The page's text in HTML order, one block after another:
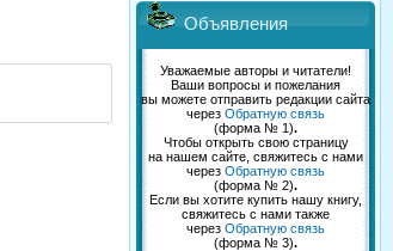
Объявления
Уважаемые авторы и читатели!
Ваши вопросы и пожелания
вы можете отправить редакции сайта
через Обратную связь
(форма № 1).
Чтобы открыть свою страницу
на нашем сайте, свяжитесь с нами
через Обратную связь
(форма № 2).
Если вы хотите купить нашу книгу,
свяжитесь с нами также
через Обратную связь
(форма № 3).